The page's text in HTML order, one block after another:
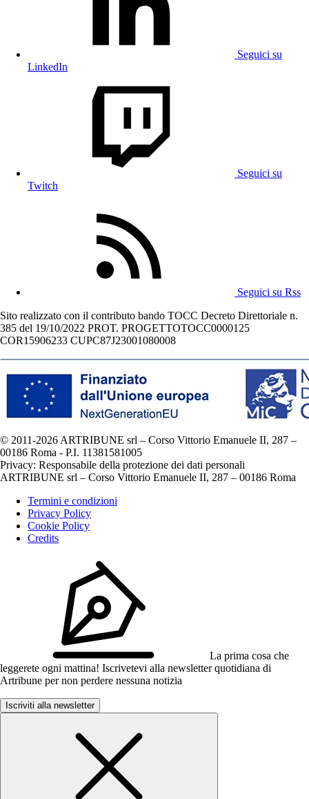
Seguici su
LinkedIn
Seguici su
Twitch
Seguici su Rss
Sito realizzato con il contributo bando TOCC Decreto Direttoriale n.
385 del 19/10/2022 PROT. PROGETTOTOCC0000125
COR15906233 CUPC87J23001080008
© 2011-2026 ARTRIBUNE srl – Corso Vittorio Emanuele II, 287 –
00186 Roma - P.I. 11381581005
Privacy: Responsabile della protezione dei dati personali
ARTRIBUNE srl – Corso Vittorio Emanuele II, 287 – 00186 Roma
Termini e condizioni
Privacy Policy
Cookie Policy
Credits
La prima cosa che
leggerete ogni mattina! Iscrivetevi alla newsletter quotidiana di
Artribune per non perdere nessuna notizia
Iscriviti alla newsletter